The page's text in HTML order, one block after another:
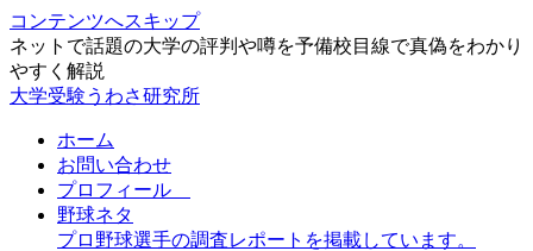
コンテンツへスキップ
ネットで話題の大学の評判や噂を予備校目線で真偽をわかり
やすく解説
大学受験うわさ研究所
ホーム
お問い合わせ
プロフィール
野球ネタ
プロ野球選手の調査レポートを掲載しています。